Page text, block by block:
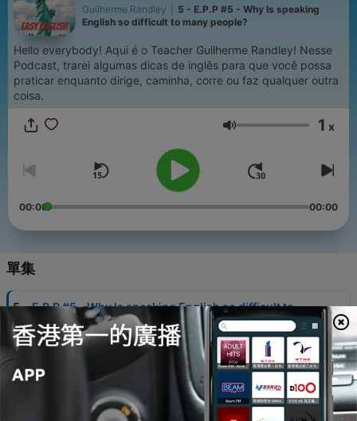
Guilherme Randley
5 - E.P.P #5 - Why Is speaking
English so difficult to many people?
Hello everybody! Aqui é o Teacher Guilherme Randley! Nesse
Podcast, trarei algumas dicas de inglês para que você possa
praticar enquanto dirige, caminha, corre ou faz qualquer outra
coisa.
音量 1 x
00:00 00:00
單集
5 - E.P.P #5 - Why Is speaking English so difficult to
many people?
23 Feb 2021
4 - E.E.P #4 - Loucuras de Brasileiro, plantas
estranhas e coma mandioca!